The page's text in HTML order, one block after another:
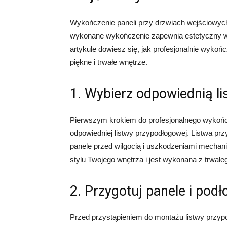
Wykończenie paneli przy drzwiach
wykonane wykończenie zapewnia estetyczny
artykule dowiesz się, jak profesjonalnie
piękne i trwałe wnętrze.
1. Wybierz odpowiednią
Pierwszym krokiem do profesjonalnego
odpowiedniej listwy przypodłogowej. Listwa
panele przed wilgocią i uszkodzeniami
stylu Twojego wnętrza i jest wykonana z
2. Przygotuj panele i
Przed przystąpieniem do montażu listwy